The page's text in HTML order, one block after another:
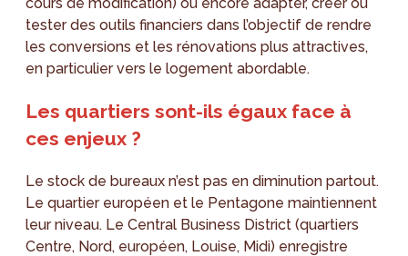
tester des outils financiers dans l’objectif de rendre
les conversions et les rénovations plus attractives,
en particulier vers le logement abordable.
Les quartiers sont-ils égaux face à
ces enjeux ?
Le stock de bureaux n’est pas en diminution partout.
Le quartier européen et le Pentagone maintiennent
leur niveau. Le Central Business District (quartiers
Centre, Nord, européen, Louise, Midi) enregistre